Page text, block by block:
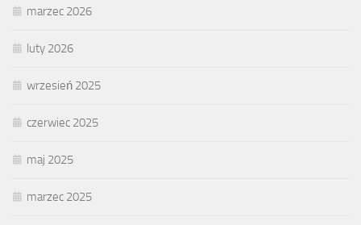
marzec 2026
luty 2026
wrzesień 2025
czerwiec 2025
maj 2025
marzec 2025